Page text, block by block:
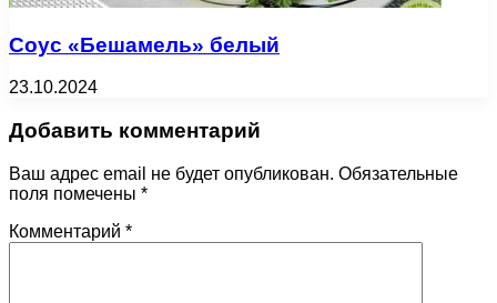
Соус «Бешамель» белый
23.10.2024
Добавить комментарий
Ваш адрес email не будет опубликован. Обязательные
поля помечены *
Комментарий *